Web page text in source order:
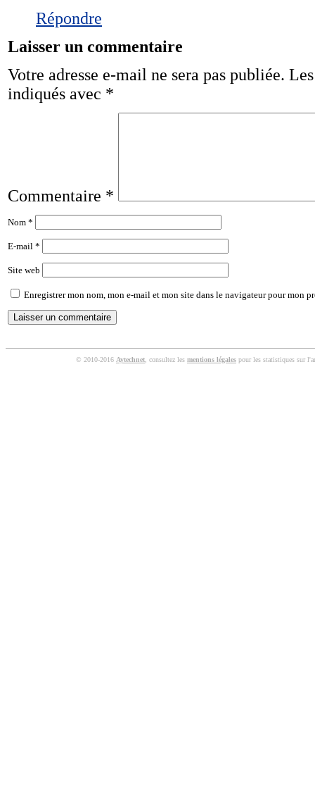
Répondre
Laisser un commentaire
Votre adresse e-mail ne sera pas publiée.
indiqués avec *
Commentaire *
Nom *
E-mail *
Site web
Enregistrer mon nom, mon e-mail et mon site dans le navigateur pour mon
© 2010-2016 Aytechnet , consultez les mentions légales pour les statistiques sur